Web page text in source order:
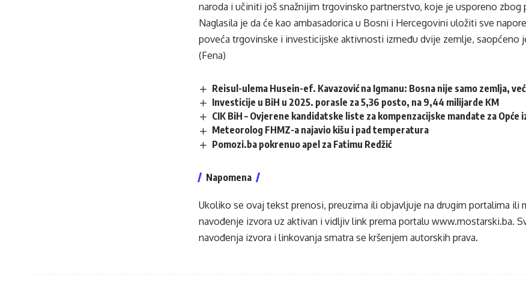
naroda i učiniti još snažnijim trgovinsko partnerstvo, koje je usporeno zbog
Naglasila je da će kao ambasadorica u Bosni i Hercegovini uložiti sve
poveća trgovinske i investicijske aktivnosti između dvije zemlje, saopćeno
(Fena)
Reisul-ulema Husein-ef. Kavazović na Igmanu: Bosna nije samo zemlja,
Investicije u BiH u 2025. porasle za 5,36 posto, na 9,44 milijarde KM
CIK BiH – Ovjerene kandidatske liste za kompenzacijske mandate za Opće
Meteorolog FHMZ-a najavio kišu i pad temperatura
Pomozi.ba pokrenuo apel za Fatimu Redžić
Napomena
Ukoliko se ovaj tekst prenosi, preuzima ili objavljuje na drugim portalima ili
navođenje izvora uz aktivan i vidljiv link prema portalu www.mostarski.ba.
navođenja izvora i linkovanja smatra se kršenjem autorskih prava.